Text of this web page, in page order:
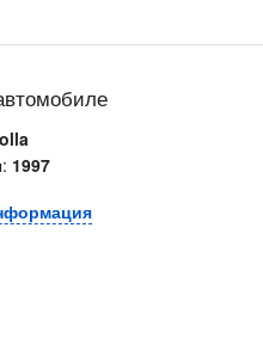
1997